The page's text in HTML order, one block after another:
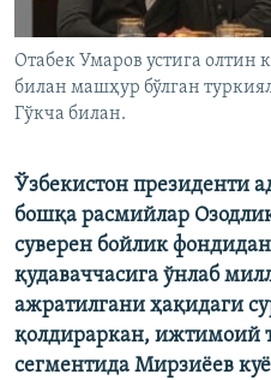
Отабек Умаров устига олтин
билан машҳур бўлган
Гўкча билан.
Ўзбекистон президенти
бошқа расмийлар
суверен бойлик
қудаваччасига ўнлаб
ажратилгани ҳақидаги
қолдираркан, ижтимоий
сегментида Мирзиёев